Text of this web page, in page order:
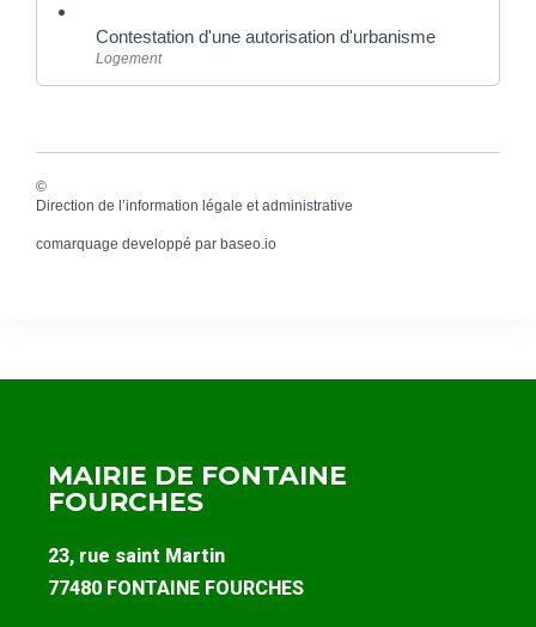
Contestation d'une autorisation d'urbanisme
Logement
©
Direction de l’information légale et administrative
comarquage developpé par baseo.io
MAIRIE DE FONTAINE
FOURCHES
23, rue saint Martin
77480 FONTAINE FOURCHES